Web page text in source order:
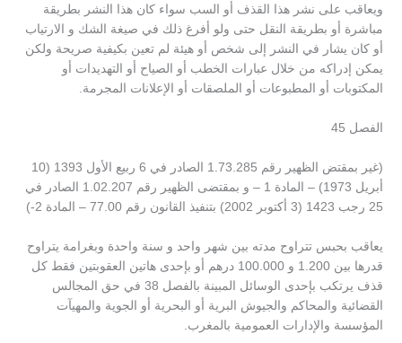
ويعاقب على نشر هذا القذف أو السب سواء كان هذا النشر بطريقة
مباشرة أو بطريقة النقل حتى ولو أفرغ ذلك في صيغة الشك و الارتياب
أو كان يشار في النشر إلى شخص أو هيئة لم تعين بكيفية صريحة ولكن
يمكن إدراكه من خلال عبارات الخطب أو الصياح أو التهديدات أو
المكتوبات أو المطبوعات أو الملصقات أو الإعلانات المجرمة.
الفصل 45
(غير بمقتض الظهير رقم 1.73.285 الصادر في 6 ربيع الأول 1393 (10
أبريل 1973) – المادة 1 – و بمقتضى الظهير رقم 1.02.207 الصادر في
25 رجب 1423 (3 أكتوبر 2002) بتنفيذ القانون رقم 77.00 – المادة 2-)
يعاقب بحبس تتراوح مدته بين شهر واحد و سنة واحدة وبغرامة يتراوح
قدرها بين 1.200 و 100.000 درهم أو بإحدى هاتين العقوبتين فقط كل
قذف يرتكب بإحدى الوسائل المبينة بالفصل 38 في حق المجالس
القضائية والمحاكم والجيوش البرية أو البحرية أو الجوية والمهيآت
المؤسسة والإدارات العمومية بالمغرب.